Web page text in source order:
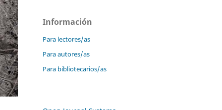
Información
Para lectores/as
Para autores/as
Para bibliotecarios/as